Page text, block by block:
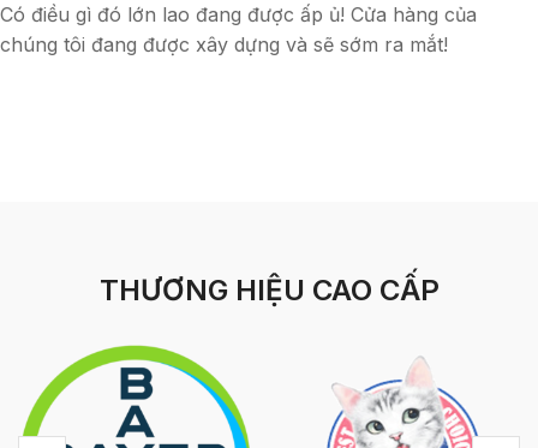
Có điều gì đó lớn lao đang được ấp ủ! Cửa hàng của
chúng tôi đang được xây dựng và sẽ sớm ra mắt!
THƯƠNG HIỆU CAO CẤP